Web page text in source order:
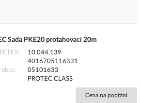
Sada PKE20 protahovací 20m
10.044.139
4016705116331
05101633
PROTEC.CLASS
Cena na poptání